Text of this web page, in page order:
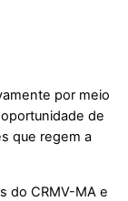
por meio
de
que regem a
do CRMV-MA e